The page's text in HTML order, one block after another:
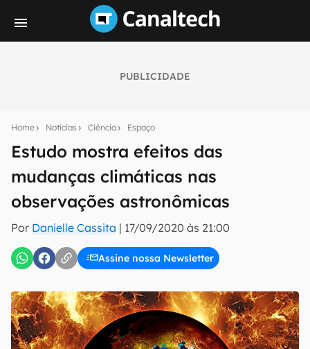
PUBLICIDADE
Home Notícias Ciência Espaço
Estudo mostra efeitos das
mudanças climáticas nas
observações astronômicas
Por Danielle Cassita | 17/09/2020 às 21:00
Assine nossa Newsletter
notícias e reviews sobre tecnologia em primeira
mão.
E-mail
inscreva-se
Uso e Política de Privacidade do Canaltech.